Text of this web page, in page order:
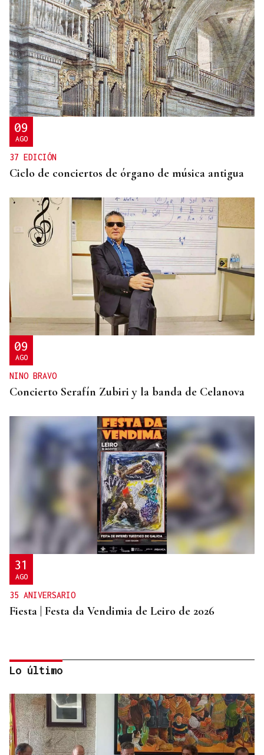
09
AGO
37 EDICIÓN
Ciclo de conciertos de órgano de música antigua
09
AGO
NINO BRAVO
Concierto Serafín Zubiri y la banda de Celanova
31
AGO
35 ANIVERSARIO
Fiesta | Festa da Vendimia de Leiro de 2026
Lo último